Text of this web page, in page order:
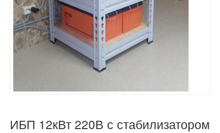
ИБП 12кВт 220В с стабилизатором